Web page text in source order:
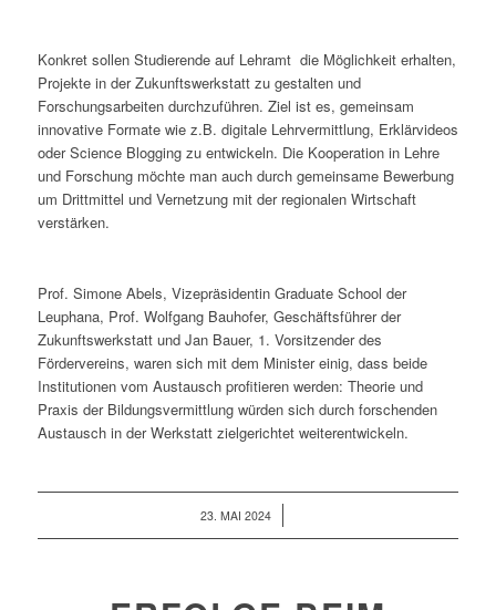
Konkret sollen Studierende auf Lehramt die Möglichkeit erhalten,
Projekte in der Zukunftswerkstatt zu gestalten und
Forschungsarbeiten durchzuführen. Ziel ist es, gemeinsam
innovative Formate wie z.B. digitale Lehrvermittlung, Erklärvideos
oder Science Blogging zu entwickeln. Die Kooperation in Lehre
und Forschung möchte man auch durch gemeinsame Bewerbung
um Drittmittel und Vernetzung mit der regionalen Wirtschaft
verstärken.
Prof. Simone Abels, Vizepräsidentin Graduate School der
Leuphana, Prof. Wolfgang Bauhofer, Geschäftsführer der
Zukunftswerkstatt und Jan Bauer, 1. Vorsitzender des
Fördervereins, waren sich mit dem Minister einig, dass beide
Institutionen vom Austausch profitieren werden: Theorie und
Praxis der Bildungsvermittlung würden sich durch forschenden
Austausch in der Werkstatt zielgerichtet weiterentwickeln.
23. MAI 2024
/